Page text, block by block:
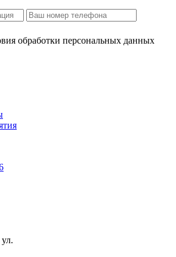
обработки персональных данных